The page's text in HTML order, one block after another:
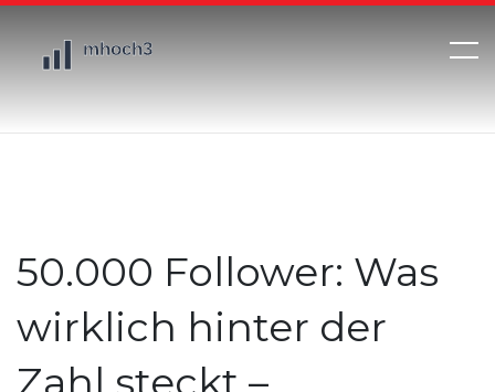
50.000 Follower: Was
wirklich hinter der
Zahl steckt –